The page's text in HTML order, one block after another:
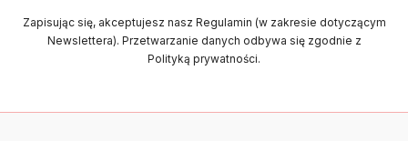
Zapisując się, akceptujesz nasz Regulamin (w zakresie dotyczącym
Newslettera). Przetwarzanie danych odbywa się zgodnie z
Polityką prywatności.